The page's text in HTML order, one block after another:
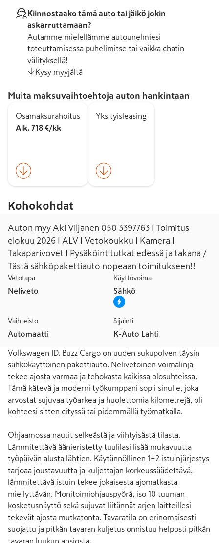
Kiinnostaako tämä auto tai jäikö jokin
askarruttamaan?
Autamme mielellämme autounelmiesi
toteuttamisessa puhelimitse tai vaikka chatin
välityksellä!
Kysy myyjältä
Muita maksuvaihtoehtoja auton hankintaan
Osamaksurahoitus
Alk. 718 €/kk
Yksityisleasing
Kohokohdat
Auton myy Aki Viljanen 050 3397763 I Toimitus
elokuu 2026 I ALV I Vetokoukku I Kamera I
Takaparivovet I Pysäköintitutkat edessä ja takana /
Tästä sähköpakettiauto nopeaan toimitukseen!!
Vetotapa
Neliveto
Käyttövoima
Sähkö
Vaihteisto
Automaatti
Sijainti
K-Auto Lahti
Volkswagen ID. Buzz Cargo on uuden sukupolven täysin
sähkökäyttöinen pakettiauto. Nelivetoinen voimalinja
tekee ajosta varmaa ja tehokasta kaikissa olosuhteissa.
Tämä kätevä ja moderni työkumppani sopii sinulle, joka
arvostat sujuvaa työarkea ja huolettomia kilometrejä, oli
kohteesi sitten cityssä tai pidemmällä työmatkalla.
Ohjaamossa nautit selkeästä ja viihtyisästä tilasta.
Lämmitettävä äänieristetty tuulilasi lisää mukavuutta
työpäivän alusta lähtien. Käytännöllinen 1+2 istuinjärjestys
tarjoaa joustavuutta ja kuljettajan korkeussäädettävä,
lämmitettävä istuin tekee jokaisesta ajomatkasta
miellyttävän. Monitoimiohjauspyörä, iso 10 tuuman
kosketusnäyttö sekä sujuvat liitännät arjen laitteillesi
tekevät ajosta mutkatonta. Tavaratila on erinomaisesti
suojattu ja pitkän tavaran kuljetus onnistuu helposti pitkän
tavaran luukun ansiosta.